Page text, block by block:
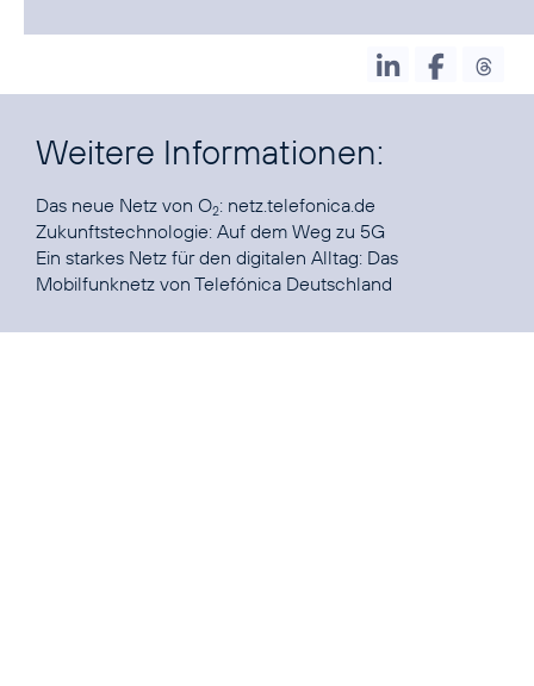
Weitere Informationen:
Das neue Netz von O2: netz.telefonica.de
Zukunftstechnologie: Auf dem Weg zu 5G
Ein starkes Netz für den digitalen Alltag: Das
Mobilfunknetz von Telefónica Deutschland